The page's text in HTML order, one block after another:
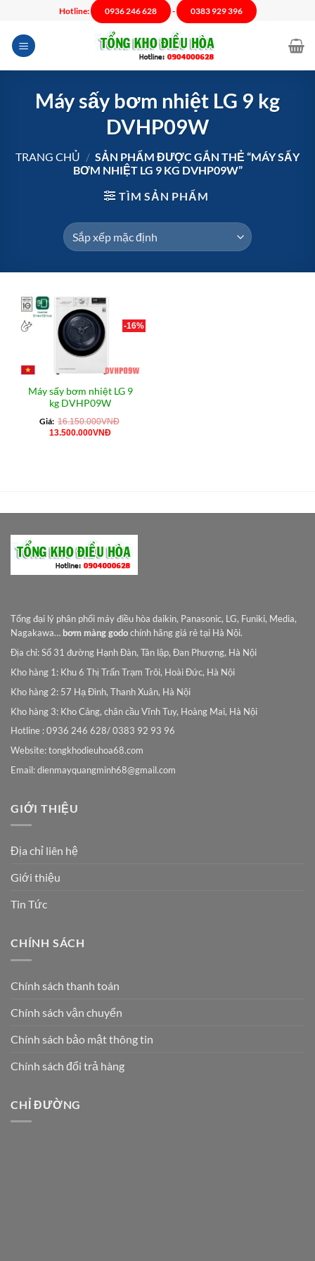
nội
dung
Hotline: 0936 246 628 - 0383 929 396
Máy sấy bơm nhiệt LG 9 kg
DVHP09W
TRANG CHỦ / SẢN PHẨM ĐƯỢC GẮN THẺ “MÁY SẤY
BƠM NHIỆT LG 9 KG DVHP09W”
TÌM SẢN PHẨM
-16%
Máy sấy bơm nhiệt LG 9
kg DVHP09W
Giá: 16.150.000VNĐ
Giá
13.500.000VNĐGiá
Tổng đại lý phân phối máy điều hòa daikin, Panasonic, LG, Funiki, Media,
Nagakawa… bơm màng godochính hãng giá rẻ tại Hà Nội.
Địa chỉ: Số 31 đường Hạnh Đàn, Tân lập, Đan Phượng, Hà Nội
Kho hàng 1: Khu 6 Thị Trấn Trạm Trôi, Hoài Đức, Hà Nội
Kho hàng 2: 57 Hạ Đình, Thanh Xuân, Hà Nội
Kho hàng 3: Kho Cảng, chân cầu Vĩnh Tuy, Hoàng Mai, Hà Nội
Hotline : 0936 246 628/ 0383 92 93 96
Website: tongkhodieuhoa68.com
Email:dienmayquangminh68@gmail.com
GIỚI THIỆU
Địa chỉ liên hệ
Giới thiệu
Tin Tức
CHÍNH SÁCH
Chính sách thanh toán
Chính sách vận chuyển
Chính sách bảo mật thông tin
Chính sách đổi trả hàng
CHỈ ĐƯỜNG